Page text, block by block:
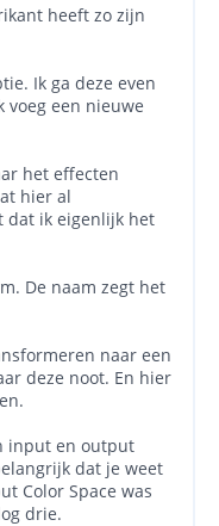
heeft zo zijn
Ik ga deze even
voeg een nieuwe
het effecten
hier al
dat ik eigenlijk het
De naam zegt het
naar een
deze noot. En hier
input en output
dat je weet
Color Space was
drie.